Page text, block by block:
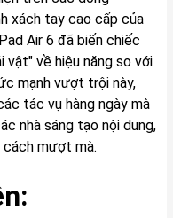
xách tay cao cấp của
Air 6 đã biến chiếc
về hiệu năng so với
mạnh vượt trội này,
tác vụ hàng ngày mà
nhà sáng tạo nội dung,
mượt mà.